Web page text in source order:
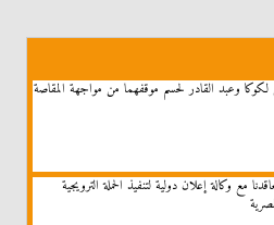
وعبد القادر لحسم موقفهما من مواجهة المقاصة
مع وكالة إعلان دولية لتنفيذ الحملة الترويجية